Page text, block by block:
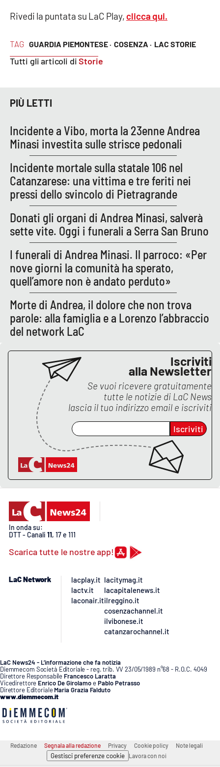
TAG GUARDIA PIEMONTESE · COSENZA · LAC STORIE
Tutti gli articoli diStorie
Rivedi la puntata su LaC Play, clicca qui.
PIÙ LETTI
Incidente a Vibo, morta la 23enne Andrea
Minasi investita sulle strisce pedonali
Incidente mortale sulla statale 106 nel
Catanzarese: una vittima e tre feriti nei
pressi dello svincolo di Pietragrande
Donati gli organi di Andrea Minasi, salverà
sette vite. Oggi i funerali a Serra San Bruno
I funerali di Andrea Minasi. Il parroco: «Per
nove giorni la comunità ha sperato,
quell’amore non è andato perduto»
Morte di Andrea, il dolore che non trova
parole: alla famiglia e a Lorenzo l’abbraccio
del network LaC
Iscriviti
alla Newsletter
Se vuoi ricevere gratuitamente
tutte le notizie di LaC News
lascia il tuo indirizzo email e iscriviti
Iscriviti
In onda su:
DTT - Canali 11, 17 e 111
Scarica tutte le nostre app!
LaC Network
lacplay.it
lactv.it
laconair.it
lacitymag.it
lacapitalenews.it
ilreggino.it
cosenzachannel.it
ilvibonese.it
catanzarochannel.it
LaC News24 - L’informazione che fa notizia
Diemmecom Società Editoriale - reg. trib. VV 23/05/1989 n°68 - R.O.C. 4049
Direttore Responsabile Francesco Laratta
Vicedirettore Enrico De GirolamoePablo Petrasso
Direttore Editoriale Maria Grazia Falduto
www.diemmecom.it
Redazione Segnala alla redazione Privacy Cookie policy Note legali
Gestisci preferenze cookie Lavora con noi